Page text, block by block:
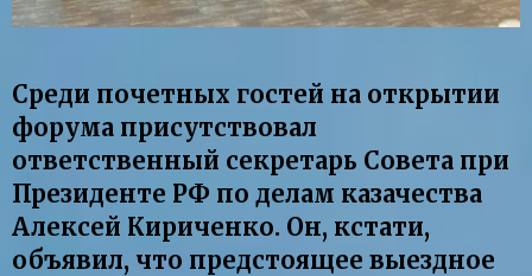
Среди почетных гостей на открытии
форума присутствовал
ответственный секретарь Совета при
Президенте РФ по делам казачества
Алексей Кириченко. Он, кстати,
объявил, что предстоящее выездное